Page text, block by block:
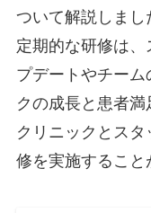
ついて解説しまし
定期的な研修は
プデートやチー
クの成長と患者満
クリニックとス
修を実施すること